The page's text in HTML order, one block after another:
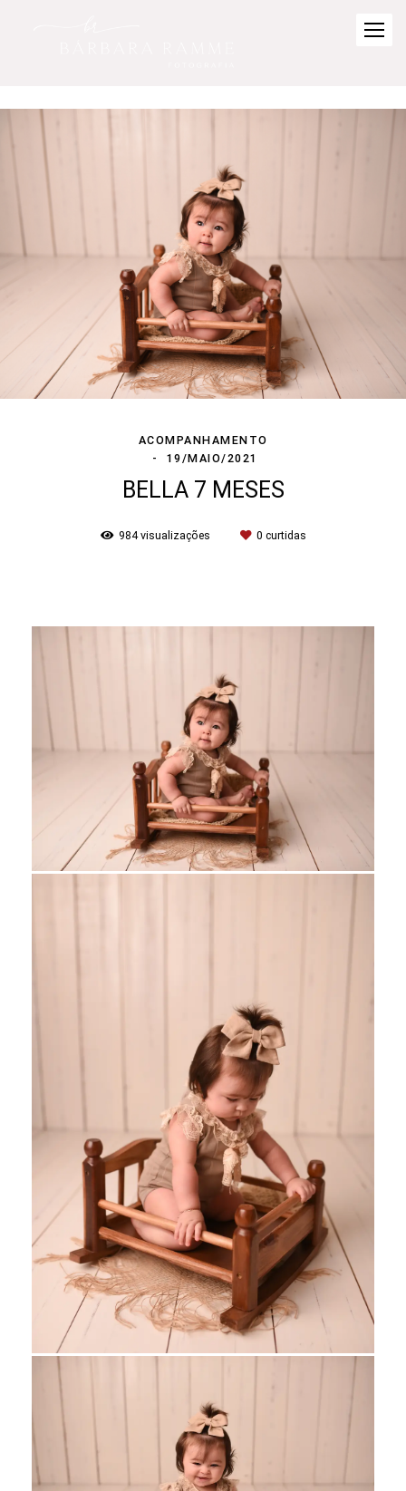
ACOMPANHAMENTO
19/MAIO/2021
BELLA 7 MESES
984visualizações 0 curtidas